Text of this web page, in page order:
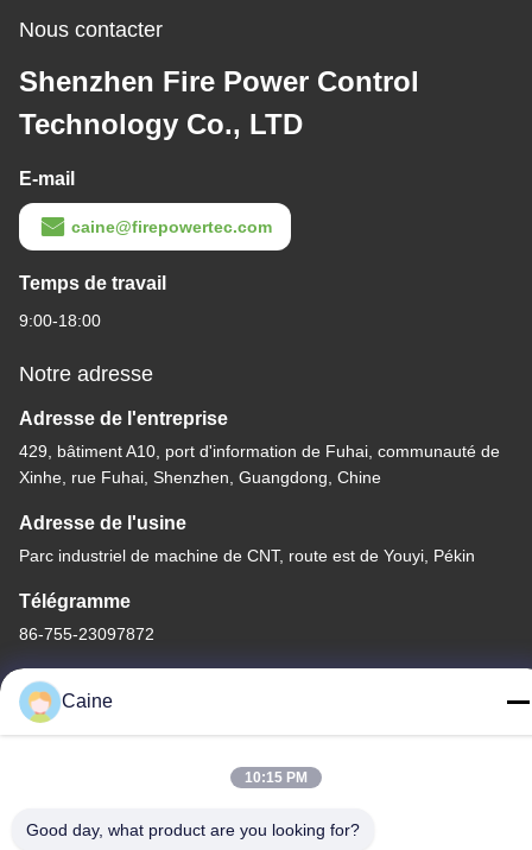
Nous contacter
Shenzhen Fire Power Control
Technology Co., LTD
E-mail
caine@firepowertec.com
Temps de travail
9:00-18:00
Notre adresse
Adresse de l'entreprise
429, bâtiment A10, port d'information de Fuhai, communauté de
Xinhe, rue Fuhai, Shenzhen, Guangdong, Chine
Adresse de l'usine
Parc industriel de machine de CNT, route est de Youyi, Pékin
Télégramme
86-755-23097872
Chine Bonne qualité Capteur de compas gyroscopique
Control Technology Co., LTD Tous les droits réservés.
Caine
10:15 PM
Good day, what product are you looking for?